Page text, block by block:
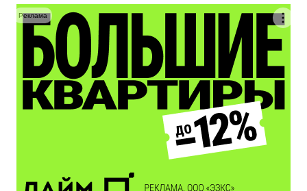
Реклама